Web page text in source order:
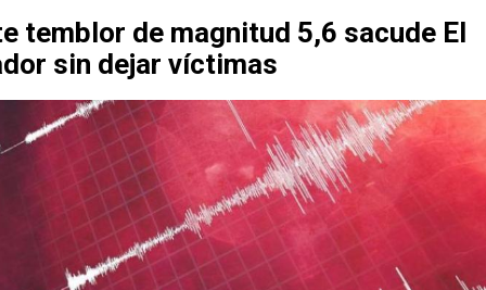
temblor de magnitud 5,6 sacude El
sin dejar víctimas